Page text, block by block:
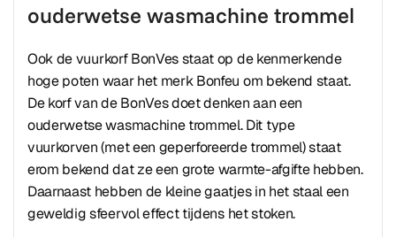
ouderwetse wasmachine trommel
Ook de vuurkorf BonVes staat op de kenmerkende
hoge poten waar het merk Bonfeu om bekend staat.
De korf van de BonVes doet denken aan een
ouderwetse wasmachine trommel. Dit type
vuurkorven (met een geperforeerde trommel) staat
erom bekend dat ze een grote warmte-afgifte hebben.
Daarnaast hebben de kleine gaatjes in het staal een
geweldig sfeervol effect tijdens het stoken.